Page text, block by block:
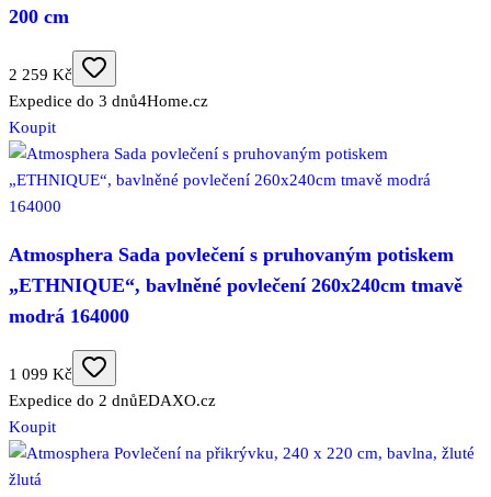
200 cm
2 259 Kč
Expedice do 3 dnů4Home.cz
Koupit
Atmosphera Sada povlečení s pruhovaným potiskem
„ETHNIQUE“, bavlněné povlečení 260x240cm tmavě
modrá 164000
1 099 Kč
Expedice do 2 dnůEDAXO.cz
Koupit